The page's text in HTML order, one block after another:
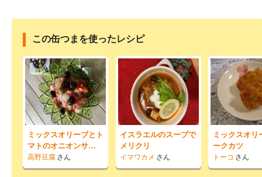
この缶つまを使ったレシピ
ミックスオリーブとト
マトのオニオンサ…
高野豆腐 さん
イスラエルのスープで
メリクリ
イマワカメ さん
ミックスオリ
ークカツ
トーコ さん